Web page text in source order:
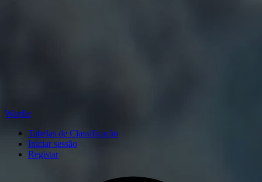
Wardle
Tabelas de Classificação
Iniciar sessão
Registar